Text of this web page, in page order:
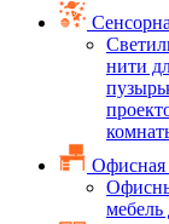
нити
Офисная